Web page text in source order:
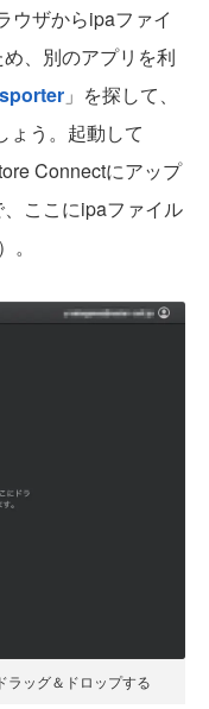
ウザからipaファイ
、別のアプリを利
」を探して、
ょう。起動して
Connectにアップ
ここにipaファイル
ラッグ＆ドロップする